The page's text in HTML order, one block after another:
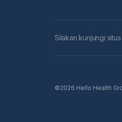
Silakan kunjungi
©2026 Hello Health